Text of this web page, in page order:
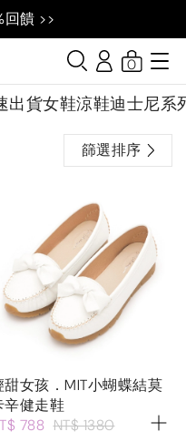
饋 >>
出貨女鞋涼鞋迪士尼系
0
篩選排序
甜女孩．MIT小蝴蝶結莫
辛健走鞋
788 NT$ 1380